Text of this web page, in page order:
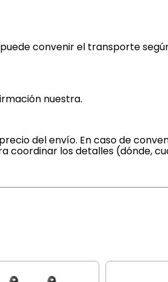
convenir el transporte
nuestra.
del envío. En caso de
coordinar los detalles (dónde,